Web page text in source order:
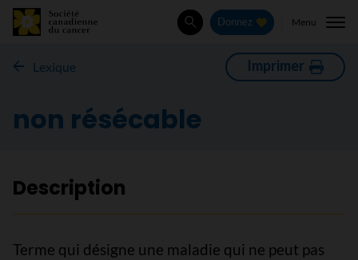
Rechercher
Donnez Menu
Lexique Imprimer
non résécable
Description
Terme qui désigne une maladie qui ne peut pas